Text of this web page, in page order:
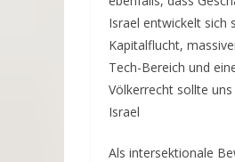
Israel entwickelt sich
Kapitalflucht,
Tech-Bereich und
Völkerrecht sollte
Israel
Als intersektionale